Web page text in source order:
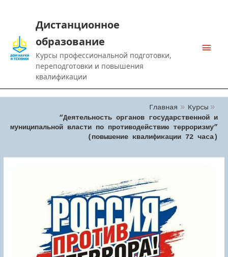
Дистанционное
образование
Курсы профессиональной подготовки,
переподготовки и повышения
квалификации
Main
Главная
Курсы
“Деятельность органов государственной и
муниципальной власти по противодействию терроризму”
(повышение квалификации 72 часа)